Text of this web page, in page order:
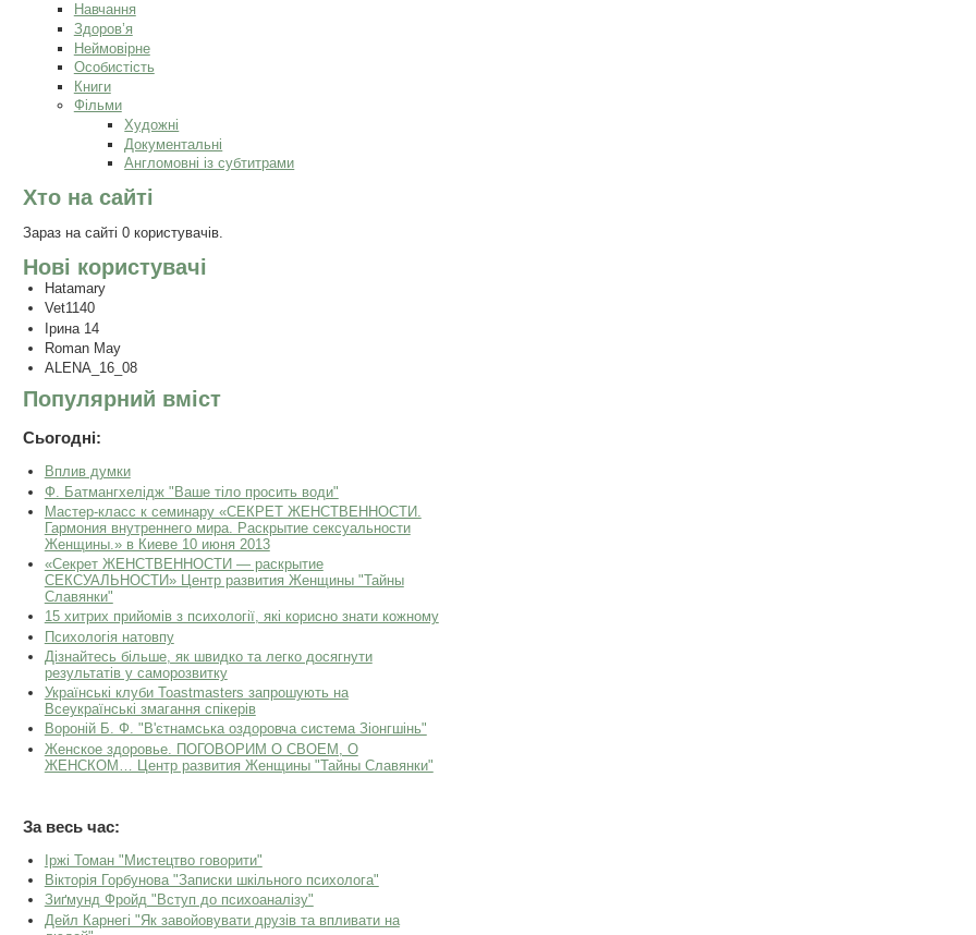
Навчання
Здоров’я
Неймовірне
Особистість
Книги
Фільми
Художні
Документальні
Англомовні із субтитрами
Хто на сайті
Зараз на сайті 0 користувачів.
Нові користувачі
Hatamary
Vet1140
Ірина 14
Roman May
ALENA_16_08
Популярний вміст
Сьогодні:
Вплив думки
Ф. Батмангхелідж "Ваше тіло просить води"
Мастер-класс к семинару «СЕКРЕТ ЖЕНСТВЕННОСТИ.
Гармония внутреннего мира. Раскрытие сексуальности
Женщины.» в Киеве 10 июня 2013
«Секрет ЖЕНСТВЕННОСТИ — раскрытие
СЕКСУАЛЬНОСТИ» Центр развития Женщины "Тайны
Славянки"
15 хитрих прийомів з психології, які корисно знати кожному
Психологія натовпу
Дізнайтесь більше, як швидко та легко досягнути
результатів у саморозвитку
Українські клуби Toastmasters запрошують на
Всеукраїнські змагання спікерів
Вороній Б. Ф. "В'єтнамська оздоровча система Зіонгшінь"
Женское здоровье. ПОГОВОРИМ О СВОЕМ, О
ЖЕНСКОМ… Центр развития Женщины "Тайны Славянки"
За весь час:
Іржі Томан "Мистецтво говорити"
Вікторія Горбунова "Записки шкільного психолога"
Зиґмунд Фройд "Вступ до психоаналізу"
Дейл Карнегі "Як завойовувати друзів та впливати на